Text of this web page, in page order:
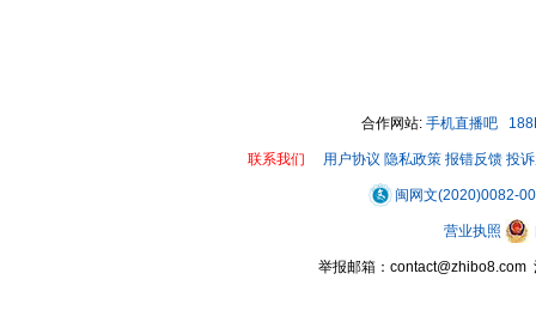
合作网站: 手机直播吧
联系我们 用户协议 隐私政策 报错反馈 投
闽网文(2020)0082-
营业执照
举报邮箱：